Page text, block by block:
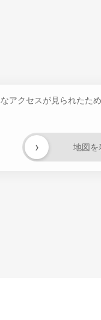
アクセスが見られたた
地図を
›